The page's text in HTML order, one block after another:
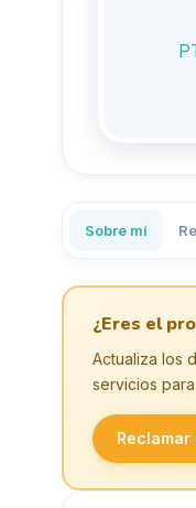
Sobre mí
¿Eres el
Actualiza los
servicios